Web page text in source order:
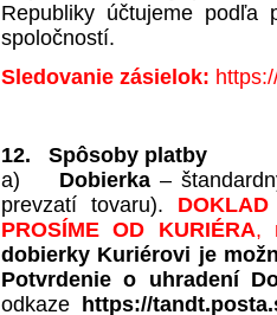
Republiky účtujeme podľa
spoločností.
Sledovanie zásielok:
12. Spôsoby platby
a) Dobierka–
prevzatí tovaru).
PROSÍME OD KURIÉRA,
dobierky Kuriérovi je
Potvrdenie o uhradení
odkaze
https://